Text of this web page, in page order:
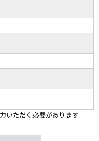
いただく必要があります